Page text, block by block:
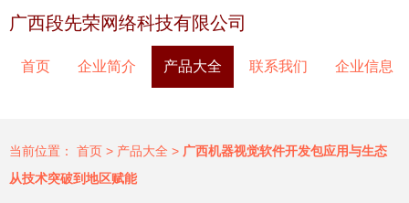
广西段先荣网络科技有限公司
首页 企业简介 产品大全 联系我们 企业信息
当前位置： 首页 > 产品大全 > 广西机器视觉软件开发包应用与生态
从技术突破到地区赋能